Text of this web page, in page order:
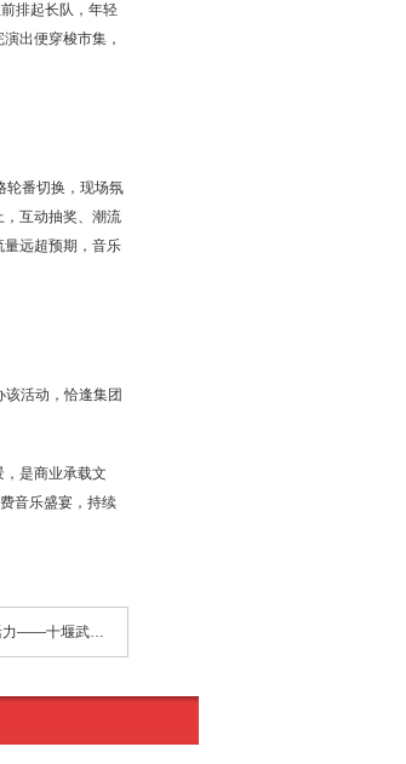
排起长队，年轻
出便穿梭市集，
轮番切换，现场氛
互动抽奖、潮流
远超预期，音乐
活动，恰逢集团
是商业承载文
音乐盛宴，持续
下一篇：科技盛会聚客流 商旅融合添活力——十堰武商MALL首届室内无人机嘉年华圆满举办